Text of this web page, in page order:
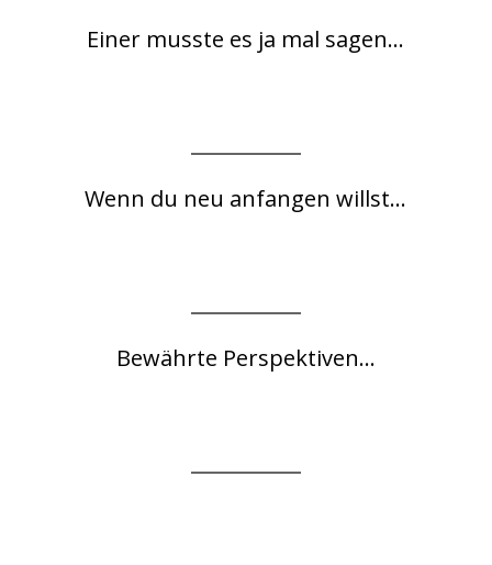
Einer musste es ja mal sagen...
Wenn du neu anfangen willst...
Bewährte Perspektiven...